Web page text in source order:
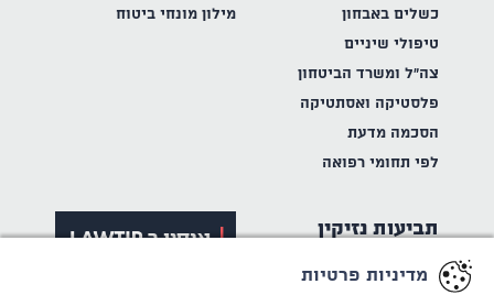
כשלים באבחון
טיפולי שיניים
צה"ל ומשרד הביטחון
פלסטיקה ואסתטיקה
הסכמה מדעת
לפי תחומי רפואה
מילון מונחי ביטוח
תביעות נזיקין
תאונות דרכים
מדיניות פרטיות